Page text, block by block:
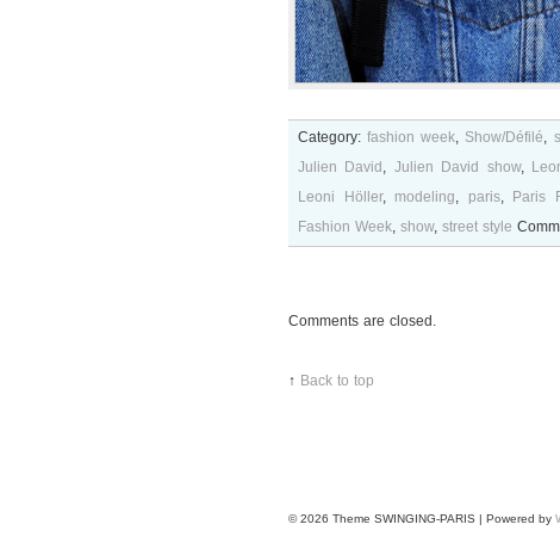
Category:fashion week, Show/Défilé,
Julien David , Julien David show,
Leoni Höller, modeling, paris, Paris
Fashion Week, show, street style
Comments are closed.
↑ Back to top
© 2026 Theme SWINGING-PARIS | Powered by